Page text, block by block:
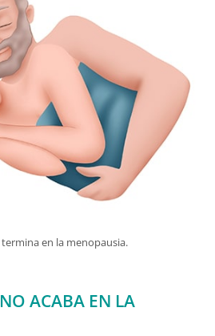
termina en la menopausia.
ACABA EN LA